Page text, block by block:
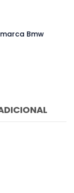
Bmw